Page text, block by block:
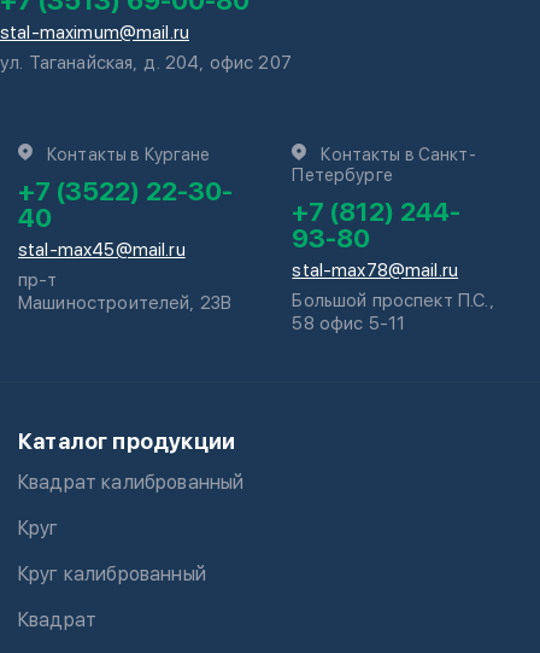
stal-maximum@mail.ru
ул. Таганайская, д. 204, офис 207
Контакты в Кургане
+7 (3522) 22-30-
40
stal-max45@mail.ru
пр-т
Машиностроителей, 23В
Контакты в Санкт-
Петербурге
+7 (812) 244-
93-80
stal-max78@mail.ru
Большой проспект П.С.,
58 офис 5-11
Каталог продукции
Квадрат калиброванный
Круг
Круг калиброванный
Квадрат